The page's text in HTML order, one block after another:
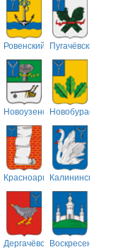
Ровенский Пугачёвский
НовоузенскийНовобурасский
Красноармейский
Калининский
ДергачёвскийВоскресенский